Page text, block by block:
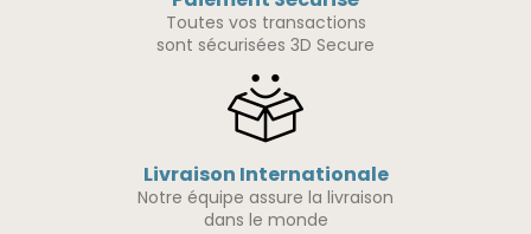
Toutes vos transactions
sont sécurisées 3D Secure
Livraison Internationale
Notre équipe assure la livraison
dans le monde